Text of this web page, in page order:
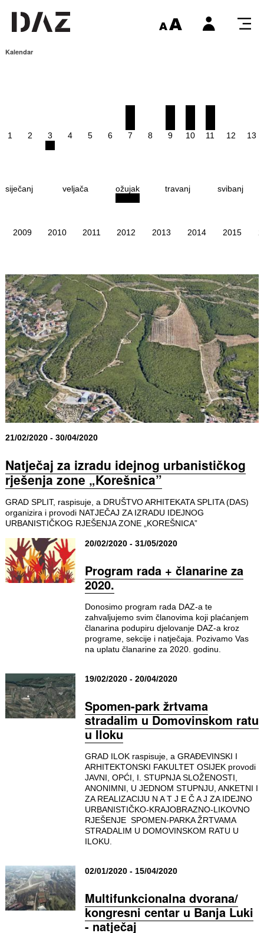
Kalendar
1 2 3 4 5 6 7 8 9 10 11 12 13
siječanj veljača ožujak travanj svibanj
2009 2010 2011 2012 2013 2014 2015
21/02/2020 - 30/04/2020
Natječaj za izradu idejnog urbanističkog
rješenja zone „Korešnica”
GRAD SPLIT, raspisuje, a DRUŠTVO ARHITEKATA SPLITA (DAS)
organizira i provodi NATJEČAJ ZA IZRADU IDEJNOG
URBANISTIČKOG RJEŠENJA ZONE „KOREŠNICA”
20/02/2020 - 31/05/2020
Program rada + članarine za
2020.
Donosimo program rada DAZ-a te
zahvaljujemo svim članovima koji plaćanjem
članarina podupiru djelovanje DAZ-a kroz
programe, sekcije i natječaja. Pozivamo Vas
na uplatu članarine za 2020. godinu.
19/02/2020 - 20/04/2020
Spomen-park žrtvama
stradalim u Domovinskom ratu
u Iloku
GRAD ILOK raspisuje, a GRAĐEVINSKI I
ARHITEKTONSKI FAKULTET OSIJEK provodi
JAVNI, OPĆI, I. STUPNJA SLOŽENOSTI,
ANONIMNI, U JEDNOM STUPNJU, ANKETNI I
ZA REALIZACIJU N A T J E Č A J ZA IDEJNO
URBANISTIČKO-KRAJOBRAZNO-LIKOVNO
RJEŠENJE SPOMEN-PARKA ŽRTVAMA
STRADALIM U DOMOVINSKOM RATU U
ILOKU.
02/01/2020 - 15/04/2020
Multifunkcionalna dvorana/
kongresni centar u Banja Luki
- natječaj